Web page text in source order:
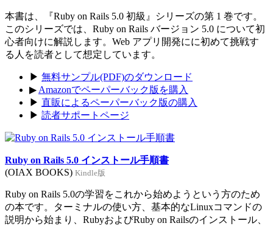
本書は、『Ruby on Rails 5.0 初級』シリーズの第 1 巻です。
このシリーズでは、Ruby on Rails バージョン 5.0 について初
心者向けに解説します。Web アプリ開発にに初めて挑戦す
る人を読者として想定しています。
▶ 無料サンプル(PDF)のダウンロード
▶ Amazonでペーパーバック版を購入
▶ 直販によるペーパーバック版の購入
▶ 読者サポートページ
Ruby on Rails 5.0 インストール手順書
(OIAX BOOKS) Kindle版
Ruby on Rails 5.0の学習をこれから始めようという方のため
の本です。ターミナルの使い方、基本的なLinuxコマンドの
説明から始まり、RubyおよびRuby on Railsのインストール、